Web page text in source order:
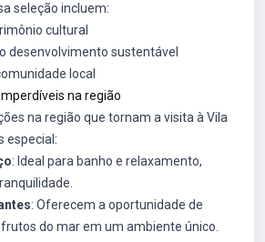
seleção incluem:
cultural
desenvolvimento sustentável
local
na região
na região que tornam a visita à Vila
especial:
: Ideal para banho e relaxamento,
: Oferecem a oportunidade de
do mar em um ambiente único.